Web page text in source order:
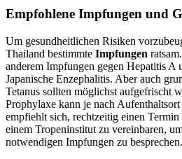
Empfohlene Impfungen und
Um gesundheitlichen Risiken
Thailand bestimmte Impfungen
anderem Impfungen gegen Hepatitis
Japanische Enzephalitis. Aber auch
Tetanus sollten möglichst aufgefrischt
Prophylaxe kann je nach
empfiehlt sich, rechtzeitig einen
einem Tropeninstitut zu vereinbaren,
notwendigen Impfungen zu besprechen.